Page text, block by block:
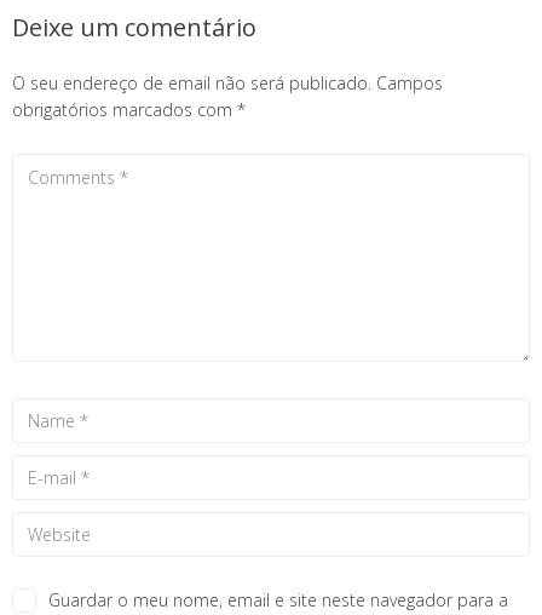
Deixe um comentário
O seu endereço de email não será publicado. Campos
obrigatórios marcados com *
Guardar o meu nome, email e site neste navegador para a